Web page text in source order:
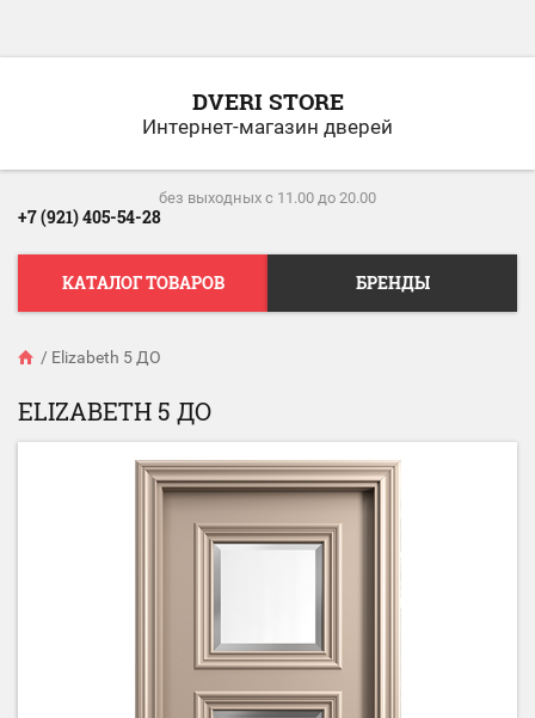
DVERI STORE
Интернет-магазин дверей
без выходных c 11.00 до 20.00
+7 (921) 405-54-28
КАТАЛОГ ТОВАРОВ БРЕНДЫ
/ Elizabeth 5 ДО
ELIZABETH 5 ДО